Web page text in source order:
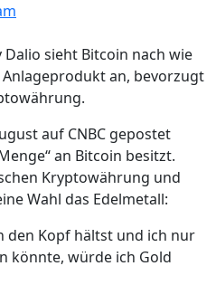
sieht Bitcoin nach wie
an, bevorzugt
auf CNBC gepostet
an Bitcoin besitzt.
Kryptowährung und
Wahl das Edelmetall:
den Kopf hältst und ich nur
könnte, würde ich Gold